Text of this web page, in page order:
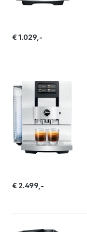
€ 1.029,-
€ 2.499,-